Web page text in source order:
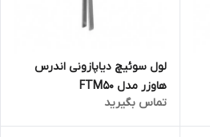
لول سوئیچ دیاپازونی اندرس
هاوزر مدل FTM50
تماس بگیرید